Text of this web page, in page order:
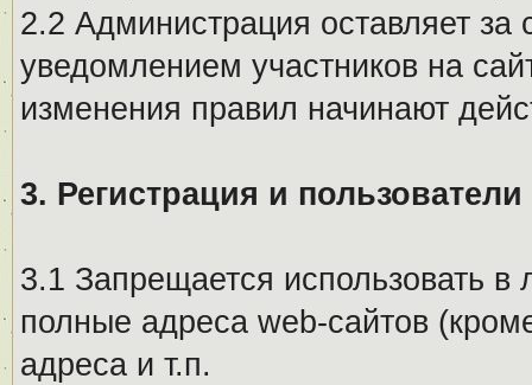
2.2 Администрация оставляет
уведомлением участников на
изменения правил начинают
3. Регистрация и пользователи
3.1 Запрещается использовать
полные адреса web-сайтов
адреса и т.п.